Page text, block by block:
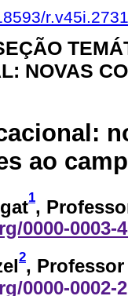
NOVAS
ao
1,
0000-0003-
2, Professor
0000-0002-